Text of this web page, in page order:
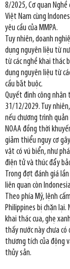
8/2025, Cơ quan Nghề
Việt Nam cùng
yêu cầu của MMPA.
Tuy nhiên, doanh
dụng nguyên liệu từ
từ các nghề khai thác
dụng nguyên liệu từ
cầu bắt buộc.
Quyết định công nhận
31/12/2029. Tuy
nếu chương trình quản
NOAA đồng thời
giảm thiểu nguy cơ
vật có vú biển, như
điện tử và thúc đẩy
Trong đợt đánh giá
liên quan còn
Theo phía Mỹ, lệnh
Philippines bị chặn lại.
khai thác cua, ghẹ
thấy nước này chưa
thương tích của động
thủy sản.